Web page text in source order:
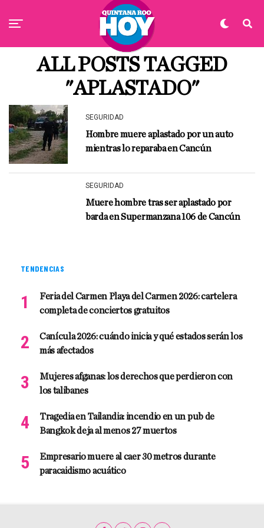
ALL POSTS TAGGED
"APLASTADO"
SEGURIDAD
Hombre muere aplastado por un auto
mientras lo reparaba en Cancún
SEGURIDAD
Muere hombre tras ser aplastado por
barda en Supermanzana 106 de Cancún
TENDENCIAS
Feria del Carmen Playa del Carmen 2026: cartelera
completa de conciertos gratuitos
Canícula 2026: cuándo inicia y qué estados serán los
más afectados
Mujeres afganas: los derechos que perdieron con
los talibanes
Tragedia en Tailandia: incendio en un pub de
Bangkok deja al menos 27 muertos
Empresario muere al caer 30 metros durante
paracaidismo acuático